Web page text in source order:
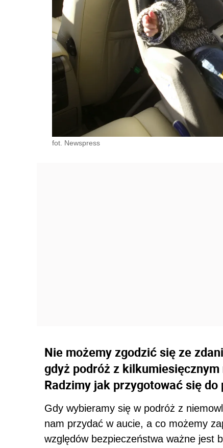
fot. Newspress
Nie możemy zgodzić się ze
gdyż podróż z
Radzimy jak przygotować się
Gdy wybieramy się w podróż z
nam przydać w aucie, a co możemy
względów bezpieczeństwa ważne jest